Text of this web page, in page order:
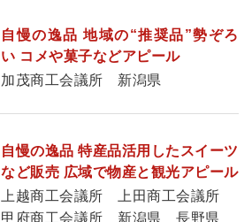
自慢の逸品 地域の“推奨品”勢ぞろ
い コメや菓子などアピール
加茂商工会議所 新潟県
自慢の逸品 特産品活用したスイーツ
など販売 広域で物産と観光アピール
上越商工会議所 上田商工会議所
甲府商工会議所 新潟県 長野県